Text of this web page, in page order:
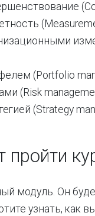
(Portfolio
(Risk
(Strategy
пройти
модуль. Он
узнать, как